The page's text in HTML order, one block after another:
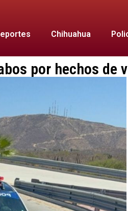
Chihuahua
por hechos de